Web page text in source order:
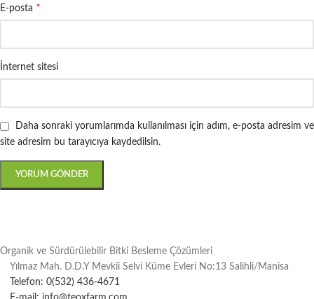
E-posta *
İnternet sitesi
Daha sonraki yorumlarımda kullanılması için adım, e-posta adresim ve
site adresim bu tarayıcıya kaydedilsin.
Organik ve Sürdürülebilir Bitki Besleme Çözümleri
Yılmaz Mah. D.D.Y Mevkii Selvi Küme Evleri No:13 Salihli/Manisa
Telefon: 0(532) 436-4671